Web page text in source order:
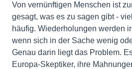
Von vernünftigen Menschen ist
gesagt, was es zu sagen gibt -
häufig. Wiederholungen werden
wenn sich in der Sache wenig
Genau darin liegt das Problem.
Europa-Skeptiker, ihre